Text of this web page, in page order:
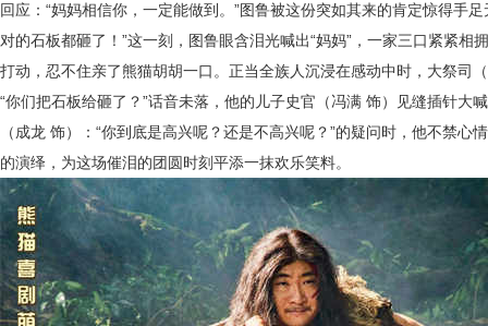
回应：“妈妈相信你，一定能做到。”图鲁被这份突如其来的肯定惊得手
对的石板都砸了！”这一刻，图鲁眼含泪光喊出“妈妈”，一家三口紧紧相
打动，忍不住亲了熊猫胡胡一口。正当全族人沉浸在感动中时，大祭司
“你们把石板给砸了？”话音未落，他的儿子史官（冯满 饰）见缝插针大
（成龙 饰）：“你到底是高兴呢？还是不高兴呢？”的疑问时，他不禁心
的演绎，为这场催泪的团圆时刻平添一抹欢乐笑料。